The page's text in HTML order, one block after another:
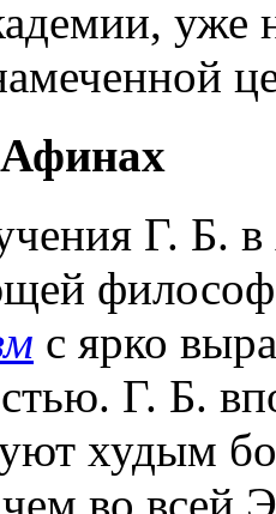
уже
Г. Б.
с ярко
Г. Б.
худым